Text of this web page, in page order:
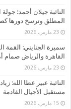
النائبة جيلان أحمد:
المطلق وترسخ دورها
23 مارس، 2026
سميرة الجنايني: القمة
القاهرة والرياض صمام
23 مارس، 2026
النائبة عبير عطا الله:
مستقبل الأجيال القادمة
15 مارس، 2026